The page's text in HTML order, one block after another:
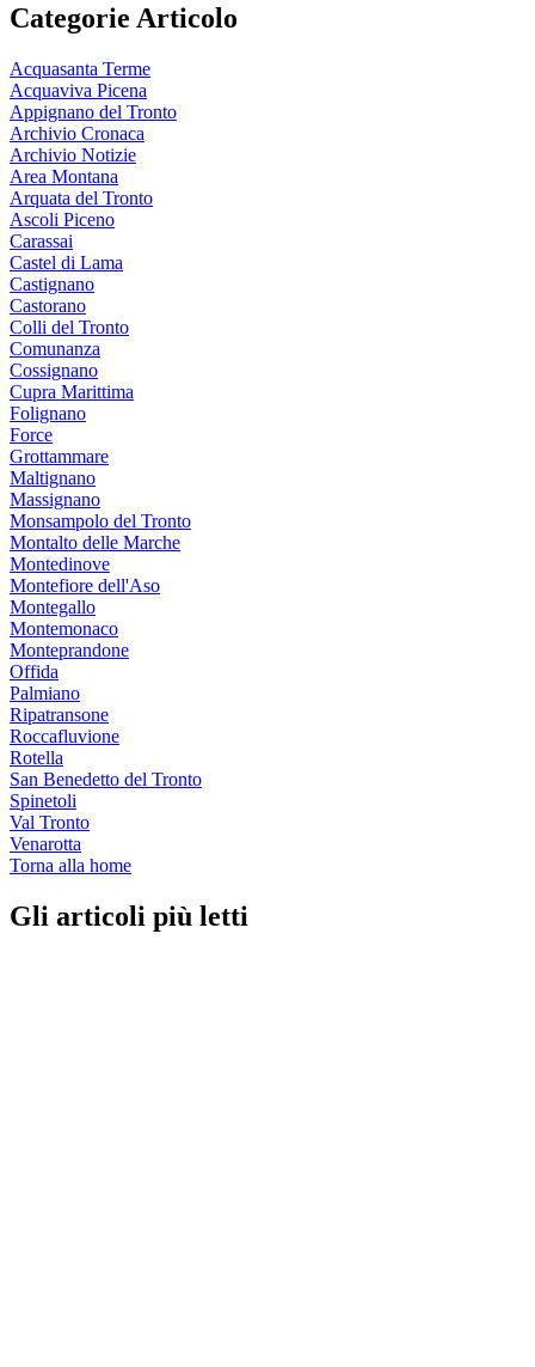
Categorie Articolo
Acquasanta Terme
Acquaviva Picena
Appignano del Tronto
Archivio Cronaca
Archivio Notizie
Area Montana
Arquata del Tronto
Ascoli Piceno
Carassai
Castel di Lama
Castignano
Castorano
Colli del Tronto
Comunanza
Cossignano
Cupra Marittima
Folignano
Force
Grottammare
Maltignano
Massignano
Monsampolo del Tronto
Montalto delle Marche
Montedinove
Montefiore dell'Aso
Montegallo
Montemonaco
Monteprandone
Offida
Palmiano
Ripatransone
Roccafluvione
Rotella
San Benedetto del Tronto
Spinetoli
Val Tronto
Venarotta
Torna alla home
Gli articoli più letti